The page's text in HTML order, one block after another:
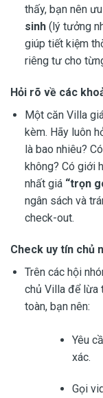
thấy, bạn nên
sinh(lý tưởng
giúp tiết kiệm
riêng tư cho
Hỏi rõ về các
Một căn Villa
kèm. Hãy luôn
là bao nhiêu?
không? Có giới
nhất giá “trọn
ngân sách và
check-out.
Check uy tín chủ
Trên các hội
chủ Villa để lừa
toàn, bạn nên:
Yêu
xác.
Gọi